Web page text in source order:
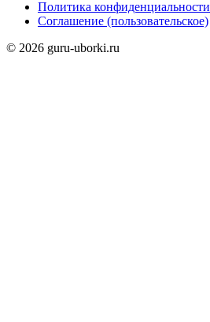
Политика конфиденциальности
Соглашение (пользовательское)
© 2026 guru-uborki.ru